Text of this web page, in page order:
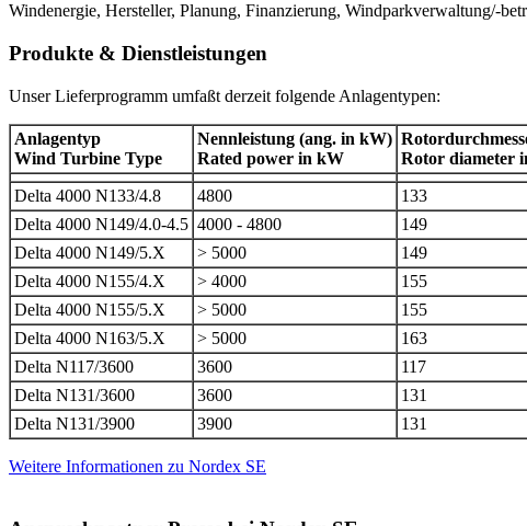
Windenergie, Hersteller, Planung, Finanzierung, Windparkverwaltung/-
Produkte & Dienstleistungen
Unser Lieferprogramm umfaßt derzeit folgende Anlagentypen:
Anlagentyp
Wind Turbine Type
Nennleistung (ang. in kW)
Rated power in kW
Rotor diameter
Delta 4000 N133/4.8
4800
133
Delta 4000 N149/4.0-4.5 4000 - 4800
149
Delta 4000 N149/5.X
> 5000
149
Delta 4000 N155/4.X
> 4000
155
Delta 4000 N155/5.X
> 5000
155
Delta 4000 N163/5.X
> 5000
163
Delta N117/3600
3600
117
Delta N131/3600
3600
131
Delta N131/3900
3900 131
Weitere Informationen zu Nordex SE